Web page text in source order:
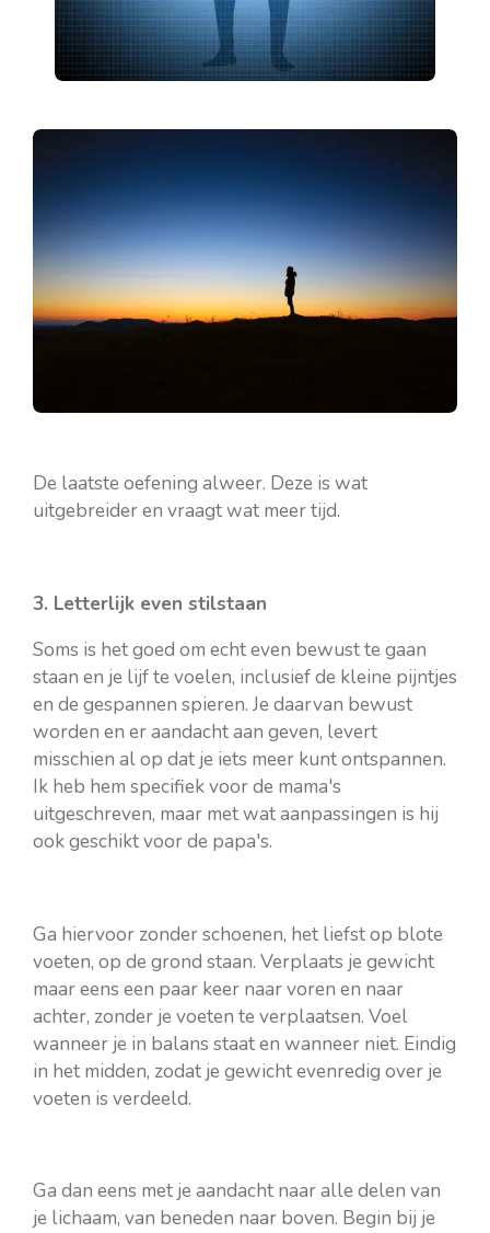
De laatste oefening alweer. Deze is wat
uitgebreider en vraagt wat meer tijd.
3. Letterlijk even stilstaan
Soms is het goed om echt even bewust te gaan
staan en je lijf te voelen, inclusief de kleine pijntjes
en de gespannen spieren. Je daarvan bewust
worden en er aandacht aan geven, levert
misschien al op dat je iets meer kunt ontspannen.
Ik heb hem specifiek voor de mama's
uitgeschreven, maar met wat aanpassingen is hij
ook geschikt voor de papa's.
Ga hiervoor zonder schoenen, het liefst op blote
voeten, op de grond staan. Verplaats je gewicht
maar eens een paar keer naar voren en naar
achter, zonder je voeten te verplaatsen. Voel
wanneer je in balans staat en wanneer niet. Eindig
in het midden, zodat je gewicht evenredig over je
voeten is verdeeld.
Ga dan eens met je aandacht naar alle delen van
je lichaam, van beneden naar boven. Begin bij je